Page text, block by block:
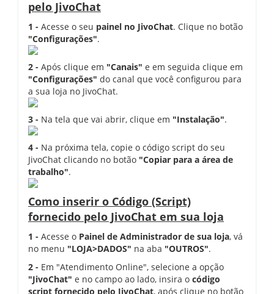
pelo JivoChat
1 - Acesse o seu painel no JivoChat. Clique no botão
"Configurações".
2 - Após clique em "Canais" e em seguida clique em
"Configurações" do canal que você configurou para
a sua loja no JivoChat.
3 - Na tela que vai abrir, clique em "Instalação".
4 - Na próxima tela, copie o código script do seu
JivoChat clicando no botão "Copiar para a área de
trabalho".
Como inserir o Código (Script)
fornecido pelo JivoChat em sua loja
1 - Acesse o Painel de Administrador de sua loja, vá
no menu "LOJA>DADOS" na aba "OUTROS".
2 - Em "Atendimento Online", selecione a opção
"JivoChat" e no campo ao lado, insira o código
script fornecido pelo JivoChat, após clique no botão